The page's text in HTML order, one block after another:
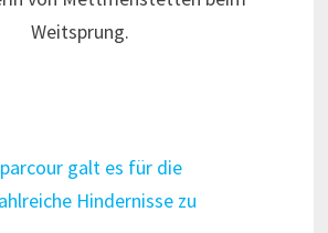
Weitsprung.